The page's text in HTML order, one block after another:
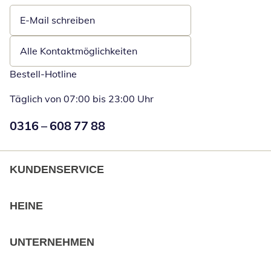
E-Mail schreiben
Öffnet E-Mail-Client
Alle Kontaktmöglichkeiten
Bestell-Hotline
Täglich von 07:00 bis 23:00 Uhr
Numéro de téléphone:
0316 – 608 77 88
KUNDENSERVICE
HEINE
UNTERNEHMEN